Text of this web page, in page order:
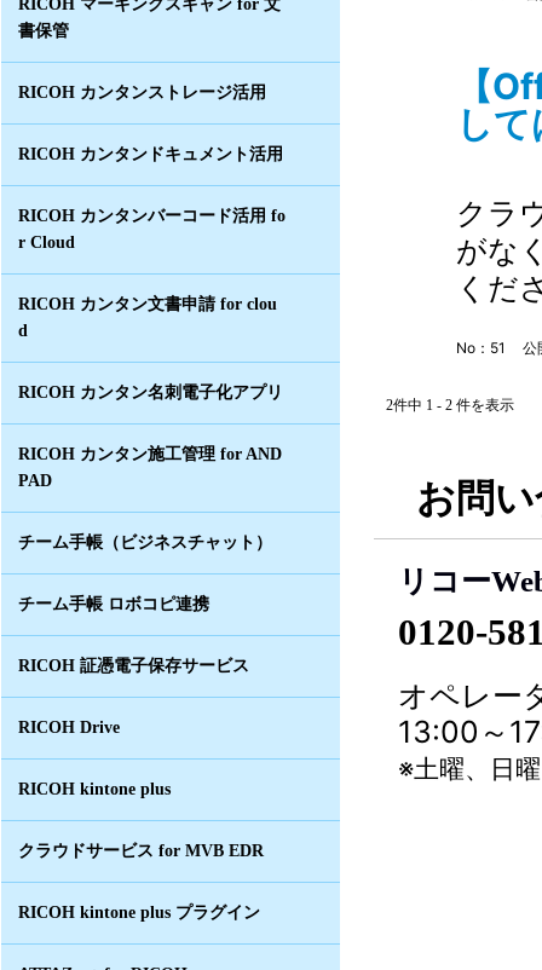
RICOH マーキングスキャン for 文
書保管
RICOH カンタンストレージ活用
RICOH カンタンドキュメント活用
RICOH カンタンバーコード活用 fo
r Cloud
RICOH カンタン文書申請 for clou
d
RICOH カンタン名刺電子化アプリ
RICOH カンタン施工管理 for AND
PAD
チーム手帳（ビジネスチャット）
チーム手帳 ロボコピ連携
RICOH 証憑電子保存サービス
RICOH Drive
RICOH kintone plus
クラウドサービス for MVB EDR
RICOH kintone plus プラグイン
【
し
クラ
がな
くだ
No：51 公
2件中 1 - 2 件を表示
お問
リコー
0120-
オペレー
13:00～
※土曜、日